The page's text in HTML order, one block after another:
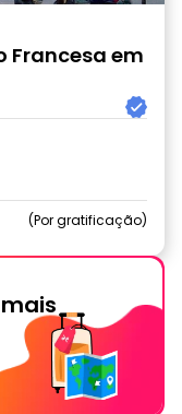
Francesa em
Por gratificação